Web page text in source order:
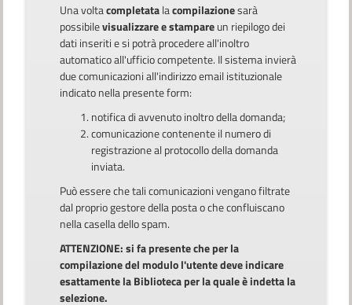
Una voltacompletatalacompilazionesarà
possibilevisualizzare e stampareun riepilogo dei
dati inseriti e si potrà procedere all'inoltro
automatico all'ufficio competente. Il sistema invierà
due comunicazioni all'indirizzo email istituzionale
indicato nella presente form:
notifica di avvenuto inoltro della domanda;
comunicazione contenente il numero di
registrazione al protocollo della domanda
inviata.
Può essere che tali comunicazioni vengano filtrate
dal proprio gestore della posta o che confluiscano
nella casella dello spam.
ATTENZIONE: si fa presente che per la
compilazione del modulo l'utente deve indicare
esattamente la Biblioteca per la quale è indetta la
selezione.